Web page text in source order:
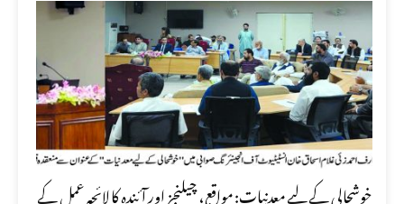
خوشحالی کے لیے معدنیات: مواقع، چیلنجز اور آئندہ کا لائحہ عمل کے